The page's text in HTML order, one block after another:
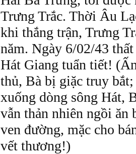
Trưng Trắc. Thời Âu
khi thắng trận, Trưng
năm. Ngày 6/02/43
Hát Giang tuẩn tiết!
thủ, Bà bị giặc truy
xuống dòng sông Hát,
vẫn thản nhiên ngồi ăn
ven đường, mặc cho
vết thương!)